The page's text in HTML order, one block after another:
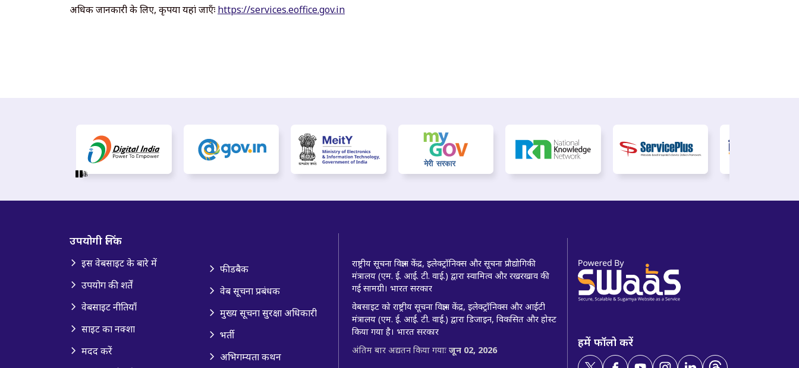
अधिक जानकारी के लिए, कृपया यहां जाएँः https://services.eoffice.gov.in
रुकें
उपयोगी लिंक
इस वेबसाइट के बारे में
उपयोग की शर्तें
वेबसाइट नीतियाँ
साइट का नक्शा
मदद करें
फीडबैक
वेब सूचना प्रबंधक
मुख्य सूचना सुरक्षा अधिकारी
भर्ती
अभिगम्यता कथन
राष्ट्रीय सूचना विज्ञान केंद्र, इलेक्ट्रॉनिक्स और सूचना प्रौद्योगिकी
मंत्रालय (एम. ई. आई. टी. वाई.) द्वारा स्वामित्व और रखरखाव की
गई सामग्री। भारत सरकार
वेबसाइट को राष्ट्रीय सूचना विज्ञान केंद्र, इलेक्ट्रॉनिक्स और आईटी
मंत्रालय (एम. ई. आई. टी. वाई.) द्वारा डिजाइन, विकसित और होस्ट
किया गया है। भारत सरकार
अंतिम बार अद्यतन किया गयाः जून 02, 2026
हमें फॉलो करें